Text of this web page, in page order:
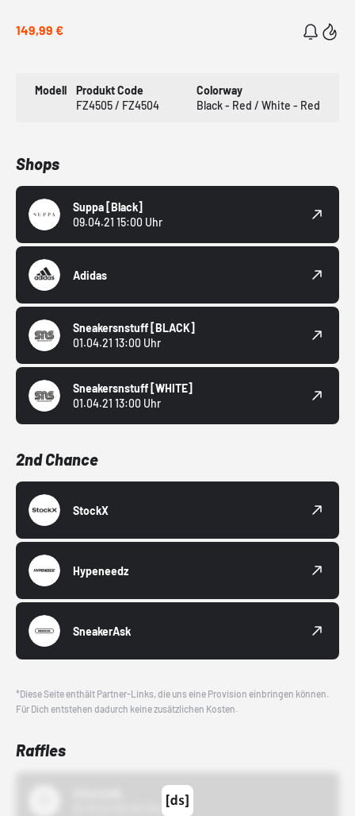
149,99 €
Modell
Produkt Code
FZ4505 / FZ4504
Colorway
Black - Red / White - Red
Shops
Suppa [Black]
09.04.21 15:00 Uhr
Adidas
Sneakersnstuff [BLACK]
01.04.21 13:00 Uhr
Sneakersnstuff [WHITE]
01.04.21 13:00 Uhr
2nd Chance
StockX
Hypeneedz
SneakerAsk
*Diese Seite enthält Partner-Links, die uns eine Provision einbringen können.
Für Dich entstehen dadurch keine zusätzlichen Kosten.
Raffles